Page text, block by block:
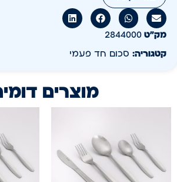
מק״ט 2844000
קטגוריה: סכום חד פעמי
מוצרים